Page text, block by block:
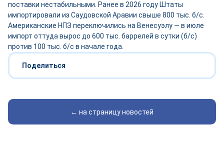
поставки нестабильными. Ранее в 2026 году Штаты
импортировали из Саудовской Аравии свыше 800 тыс. б/с.
Американские НПЗ переключились на Венесуэлу — в июле
импорт оттуда вырос до 600 тыс. баррелей в сутки (б/с)
против 100 тыс. б/с в начале года.
Поделиться
← на страницу новостей